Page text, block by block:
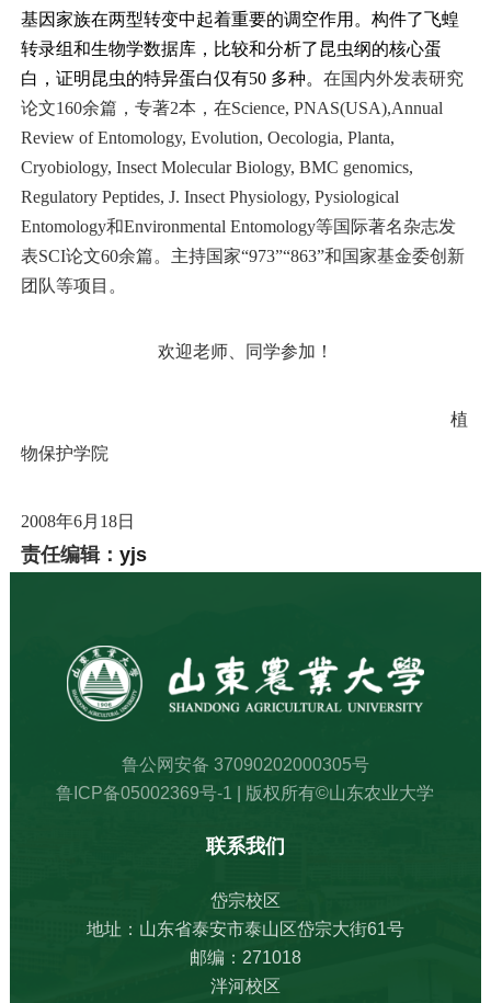
基因家族在两型转变中起着重要的调空作用。构件了飞蝗
转录组和生物学数据库，比较和分析了昆虫纲的核心蛋
白，证明昆虫的特异蛋白仅有50 多种。 在国内外发表研究
论文160余篇，专著2本，在Science, PNAS(USA),Annual
Review of Entomology, Evolution, Oecologia, Planta,
Cryobiology, Insect Molecular Biology, BMC genomics,
Regulatory Peptides, J. Insect Physiology, Pysiological
Entomology和Environmental Entomology等国际著名杂志发
表SCI论文60余篇。主持国家“973”“863”和国家基金委创新
团队等项目。
欢迎老师、同学参加！
植
物保护学院
2008年6月 18日
责任编辑： yjs
鲁公网安备 37090202000305号
鲁ICP备05002369号-1 | 版权所有©山东农业大学
联系我们
岱宗校区
地址：山东省泰安市泰山区岱宗大街61号
邮编：271018
泮河校区